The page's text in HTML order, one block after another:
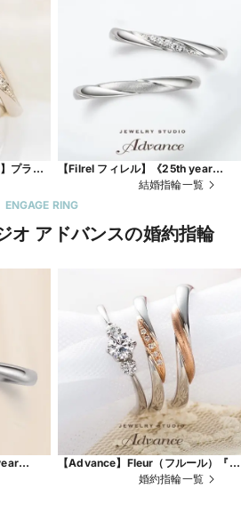
プラチ
【Filrel フィレル】《25th year
結婚指輪一覧
ENGAGE RING
オ アドバンスの婚約指輪
【Advance】Fleur（フルール）『花
束をイメージしたデザイン』
婚約指輪一覧